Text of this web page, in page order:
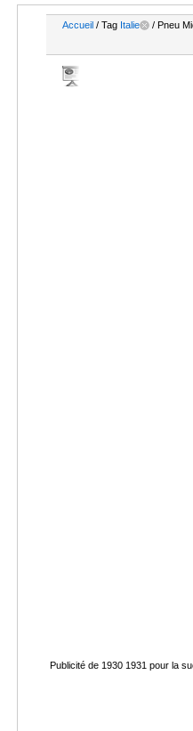
Accueil / Tag Italie / Pneu
Publicité de 1930 1931 pour la